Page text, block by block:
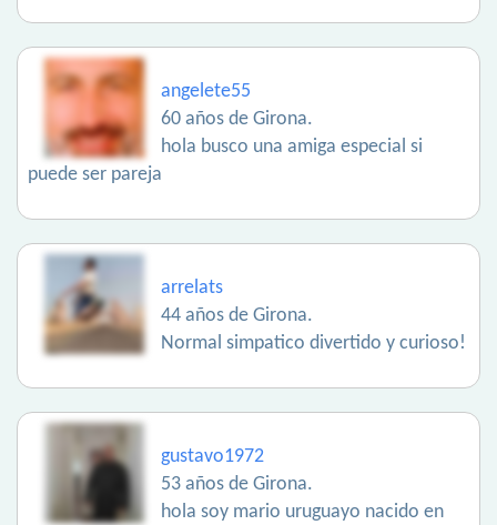
angelete55
60 años de Girona.
hola busco una amiga especial si
puede ser pareja
arrelats
44 años de Girona.
Normal simpatico divertido y curioso!
gustavo1972
53 años de Girona.
hola soy mario uruguayo nacido en